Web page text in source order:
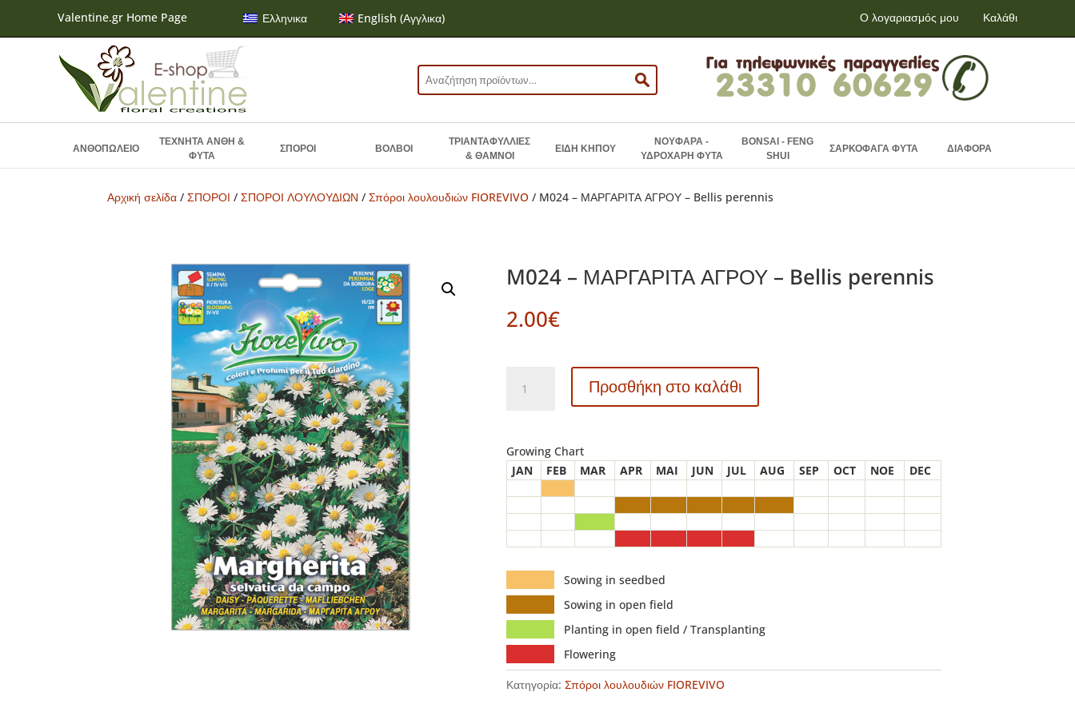
Valentine.gr Home Page Ελληνικα English (Αγγλικα) Ο λογαριασμός μου Καλάθι
Αναζήτηση
για:
ΑΝΘΟΠΩΛΕΙΟ
ΤΕΧΝΗΤΑ ΑΝΘΗ &
ΦΥΤΑ
ΣΠΟΡΟΙ ΒΟΛΒΟΙ
ΤΡΙΑΝΤΑΦΥΛΛΙΕΣ
& ΘΑΜΝΟΙ
ΕΙΔΗ ΚΗΠΟΥ
ΝΟΥΦΑΡΑ -
ΥΔΡΟΧΑΡΗ ΦΥΤΑ
BONSAI - FENG
SHUI
ΣΑΡΚΟΦΑΓΑ ΦΥΤΑ ΔΙΑΦΟΡΑ
Αρχική σελίδα /ΣΠΟΡΟΙ /ΣΠΟΡΟΙ ΛΟΥΛΟΥΔΙΩΝ /Σπόροι λουλουδιών FIOREVIVO / M024 – ΜΑΡΓΑΡΙΤΑ ΑΓΡΟΥ – Bellis perennis
M024 – ΜΑΡΓΑΡΙΤΑ ΑΓΡΟΥ – Bellis perennis
2.00€
-
Bellis
Προσθήκη στο καλάθι
Growing Chart
JAN
FEB MAR APR MAI JUN JUL AUG SEP OCT NOE DEC
Sowing in seedbed
Sowing in open field
Planting in open field / Transplanting
Flowering
Κατηγορία:Σπόροι λουλουδιών FIOREVIVO